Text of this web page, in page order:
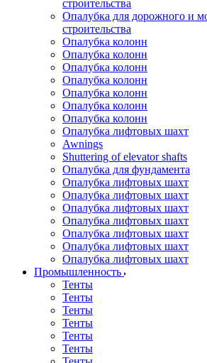
строительства
Опалубка для дорожного и
строительства
Опалубка колонн
Опалубка колонн
Опалубка колонн
Опалубка колонн
Опалубка колонн
Опалубка колонн
Опалубка колонн
Опалубка лифтовых шахт
Awnings
Shuttering of elevator shafts
Опалубка для фундамента
Опалубка лифтовых шахт
Опалубка лифтовых шахт
Опалубка лифтовых шахт
Опалубка лифтовых шахт
Опалубка лифтовых шахт
Опалубка лифтовых шахт
Опалубка лифтовых шахт
Промышленность
Тенты
Тенты
Тенты
Тенты
Тенты
Тенты